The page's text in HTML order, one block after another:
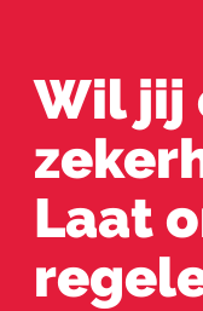
Wil jij
Laat